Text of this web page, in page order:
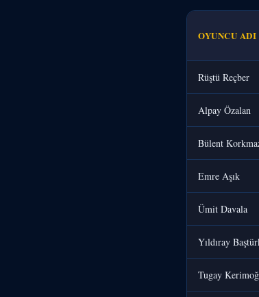
OYUNCU ADI
Rüştü Reçber
Alpay Özalan
Bülent
Emre Aşık
Ümit Davala
Yıldıray
Tugay